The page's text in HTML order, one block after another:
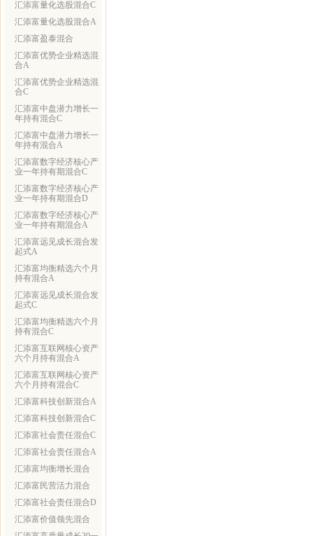
汇添富量化选股混合C
汇添富量化选股混合A
汇添富盈泰混合
汇添富优势企业精选混
合A
汇添富优势企业精选混
合C
汇添富中盘潜力增长一
年持有混合C
汇添富中盘潜力增长一
年持有混合A
汇添富数字经济核心产
业一年持有期混合C
汇添富数字经济核心产
业一年持有期混合D
汇添富数字经济核心产
业一年持有期混合A
汇添富远见成长混合发
起式A
汇添富均衡精选六个月
持有混合A
汇添富远见成长混合发
起式C
汇添富均衡精选六个月
持有混合C
汇添富互联网核心资产
六个月持有混合A
汇添富互联网核心资产
六个月持有混合C
汇添富科技创新混合A
汇添富科技创新混合C
汇添富社会责任混合C
汇添富社会责任混合A
汇添富均衡增长混合
汇添富民营活力混合
汇添富社会责任混合D
汇添富价值领先混合